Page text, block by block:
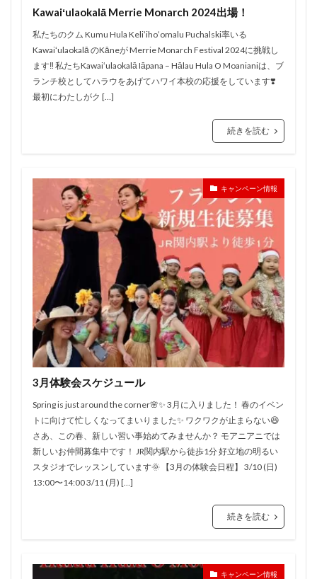
Kawaiʻulaokalā Merrie Monarch 2024出場！
私たちのクム Kumu Hula Keliʻihoʻomalu Puchalski率いる
Kawaiʻulaokalā のKāneが Merrie Monarch Festival 2024に挑戦し
ます‼️ 私たちKawaiʻulaokalā Iāpana – Hālau Hula O Moanianiは、ブ
ランチ校としてハラウをあげてハワイ本校の応援をしています❣️
最初にわたしがク […]
続きを読む
キャンペーン情報
3月体験会スケジュール
Spring is just around the corner🌸✨ 3月に入りました！ 春のイベン
トに向けて忙しくなってまいりました✨ ワクワクが止まらない😆
さあ、この春、新しい習い事始めてみませんか？ モアニアニでは
新しいお仲間募集中です！ JR関内駅から徒歩1分 好立地の明るい
スタジオでレッスンしています🌞 【3月の体験会日程】 3/10 (日)
13:00〜14:00 3/11 (月) […]
続きを読む
キャンペーン情報